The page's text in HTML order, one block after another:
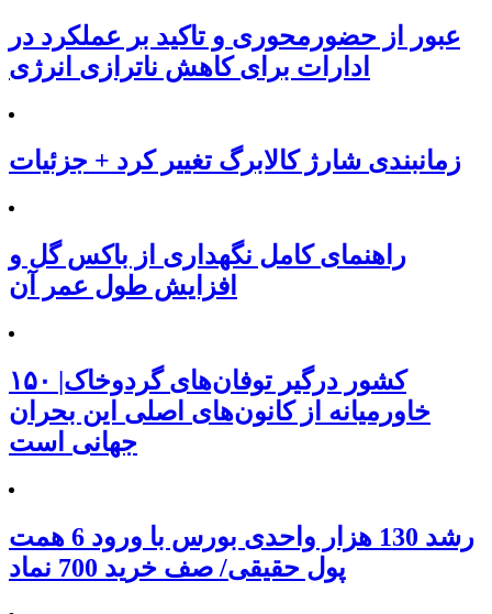
عبور از حضورمحوری و تاکید بر عملکرد در
ادارات برای کاهش ناترازی انرژی
زمانبندی شارژ کالابرگ تغییر کرد + جزئیات
راهنمای کامل نگهداری از باکس گل و
افزایش طول عمر آن
۱۵۰ کشور درگیر توفان‌های گردوخاک|
خاورمیانه از کانون‌های اصلی این بحران
جهانی است
رشد 130 هزار واحدی بورس با ورود 6 همت
پول حقیقی/ صف خرید 700 نماد